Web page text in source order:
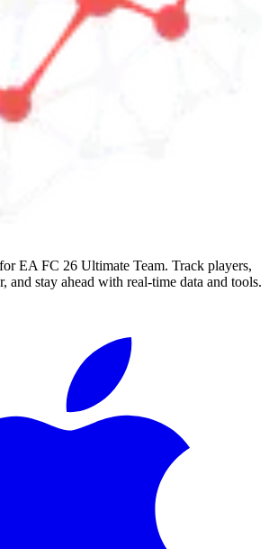
EA FC 26 Ultimate Team. Track players,
and stay ahead with real-time data and tools.